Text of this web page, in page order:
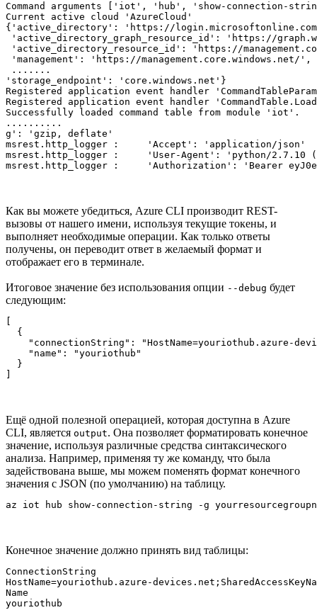
Command arguments ['iot', 'hub', 'show-connection-
Current active cloud 'AzureCloud'
{'active_directory': 'https://
'active_directory_graph_resource_id': 'https://
'active_directory_resource_id': 'https://
'management': 'https://management.core.windows.net/',
.......
'storage_endpoint': 'core.windows.net'}
Registered application event handler
Registered application event handler
Successfully loaded command table from module 'iot'.
..........
g': 'gzip, deflate'
msrest.http_logger :     'Accept': 'application/json'
msrest.http_logger :     'User-Agent': 'python/2.7.10
msrest.http_logger :     'Authorization': 'Bearer
Как вы можете убедиться, Azure CLI производит REST-
вызовы от нашего имени, используя текущие токены, и
выполняет необходимые операции. Как только ответы
получены, он переводит ответ в желаемый формат и
отображает его в терминале.
Итоговое значение без использования опции --debug будет
следующим:
  {
"connectionString": "HostName=youriothub.azure-
    "name": "youriothub"
  }
Ещё одной полезной операцией, которая доступна в Azure
CLI, является output. Она позволяет форматировать конечное
значение, используя различные средства синтаксического
анализа. Например, применяя ту же команду, что была
задействована выше, мы можем поменять формат конечного
значения с JSON (по умолчанию) на таблицу.
az iot hub show-connection-string -g
Конечное значение должно принять вид таблицы:
ConnectionString
HostName=youriothub.azure-
Name
youriothub